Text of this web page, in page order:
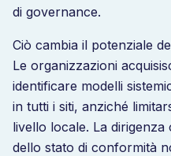
di governance.
Ciò cambia il potenziale
Le organizzazioni
identificare modelli
in tutti i siti, anziché
livello locale. La dirigenza
dello stato di conformità